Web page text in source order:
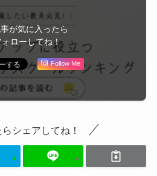
が気に入ったら
ォローしてね！
Follow Me
らシェアしてね！